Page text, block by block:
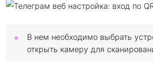
В нем необходимо выбрать
открыть камеру для